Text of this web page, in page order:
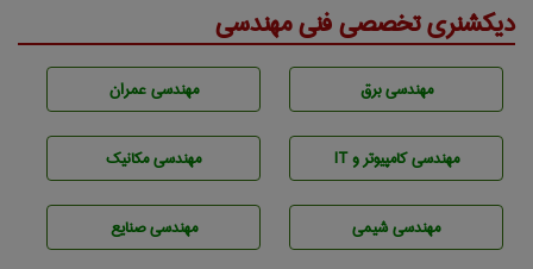
دیکشنری تخصصی فنی مهندسی
مهندسی برق مهندسی عمران
مهندسی كامپيوتر و IT مهندسی مکانیک
مهندسي شيمی مهندسی صنايع